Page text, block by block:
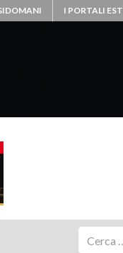
I PORTALI